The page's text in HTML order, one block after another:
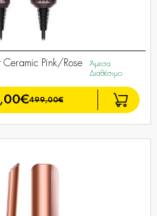
Pink/Rose
Άμεσα
Διαθέσιμο
499,00€